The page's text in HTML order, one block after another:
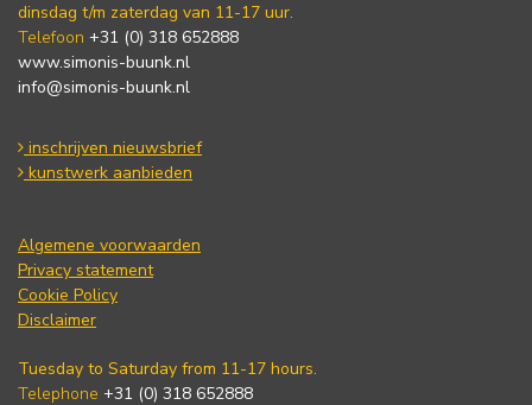
dinsdag t/m zaterdag van 11-17 uur.
Telefoon +31 (0) 318 652888
www.simonis-buunk.nl
info@simonis-buunk.nl
inschrijven nieuwsbrief
kunstwerk aanbieden
Algemene voorwaarden
Privacy statement
Cookie Policy
Disclaimer
Tuesday to Saturday from 11-17 hours.
Telephone +31 (0) 318 652888